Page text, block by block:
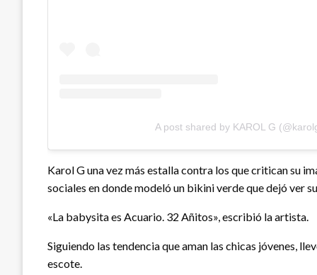
A post shared by KAROL G
Karol G una vez más estalla contra los que critican su
sociales en donde modeló un bikini verde que dejó ver
«La babysita es Acuario. 32 Añitos», escribió la artista.
Siguiendo las tendencia que aman las chicas jóvenes,
escote.